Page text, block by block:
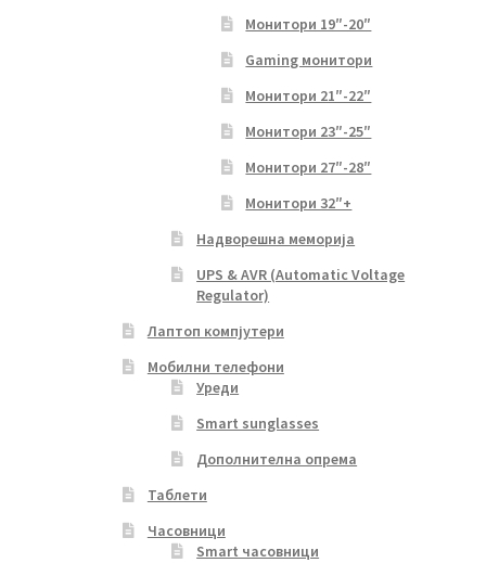
Монитори 19″-20″
Gaming монитори
Монитори 21″-22″
Монитори 23″-25″
Монитори 27″-28″
Монитори 32″+
Надворешна меморија
UPS & AVR (Automatic Voltage
Regulator)
Лаптоп компјутери
Мобилни телефони
Уреди
Smart sunglasses
Дополнителна опрема
Таблети
Часовници
Smart часовници